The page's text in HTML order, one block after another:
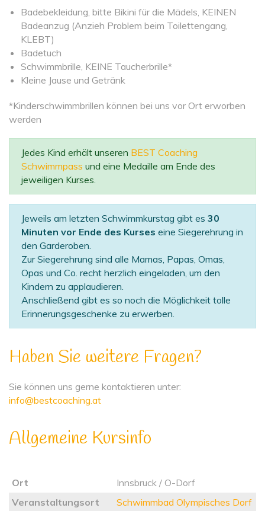
Badebekleidung, bitte Bikini für die Mädels, KEINEN
Badeanzug (Anzieh Problem beim Toilettengang,
KLEBT)
Badetuch
Schwimmbrille, KEINE Taucherbrille*
Kleine Jause und Getränk
*Kinderschwimmbrillen können bei uns vor Ort erworben
werden
Jedes Kind erhält unseren BEST Coaching
Schwimmpass und eine Medaille am Ende des
jeweiligen Kurses.
Jeweils am letzten Schwimmkurstag gibt es 30
Minuten vor Ende des Kurses eine Siegerehrung in
den Garderoben.
Zur Siegerehrung sind alle Mamas, Papas, Omas,
Opas und Co. recht herzlich eingeladen, um den
Kindern zu applaudieren.
Anschließend gibt es so noch die Möglichkeit tolle
Erinnerungsgeschenke zu erwerben.
Haben Sie weitere Fragen?
Sie können uns gerne kontaktieren unter:
info@bestcoaching.at
Allgemeine Kursinfo
Ort
Innsbruck / O-Dorf
Veranstaltungsort
Schwimmbad Olympisches Dorf